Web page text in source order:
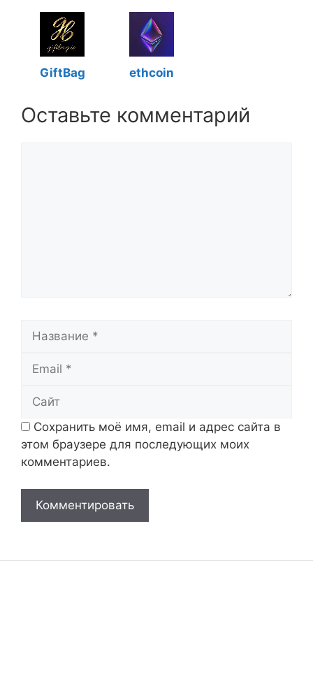
GiftBag ethcoin
Оставьте комментарий
Название
Email
Сайт
Сохранить моё имя, email и адрес сайта в
этом браузере для последующих моих
комментариев.